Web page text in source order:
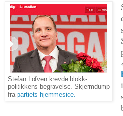
Stefan Löfven krevde blokk-
politikkens begravelse. Skjermdump
fra partiets hjemmeside.